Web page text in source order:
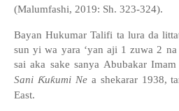
(Malumfashi, 2019: Sh. 323-324).
Bayan Hukumar Talifi ta lura da
sun yi wa yara ‘yan aji 1 zuwa 2
sai aka sake sanya Abubakar
Sani Ƙuƙumi Nea shekarar 1938,
East.